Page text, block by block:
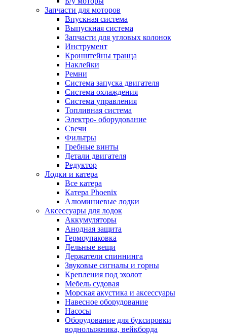
Запчасти для моторов
Впускная система
Выпускная система
Запчасти для угловых колонок
Инструмент
Кронштейны транца
Наклейки
Ремни
Система запуска двигателя
Система охлаждения
Система управления
Топливная система
Электро- оборудование
Свечи
Фильтры
Гребные винты
Детали двигателя
Редуктор
Лодки и катера
Все катера
Катера Phoenix
Алюминиевые лодки
Аксессуары для лодок
Аккумуляторы
Анодная защита
Гермоупаковка
Дельные вещи
Держатели спиннинга
Звуковые сигналы и горны
Крепления под эхолот
Мебель судовая
Морская акустика и аксессуары
Навесное оборудование
Насосы
Оборудование для буксировки
воднолыжника, вейкборда